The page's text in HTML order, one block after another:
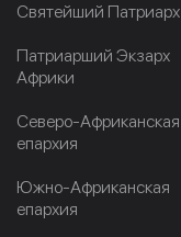
Cвятейший Патриарх
Патриарший Экзарх
Африки
Северо-Африканская
епархия
Южно-Африканская
епархия